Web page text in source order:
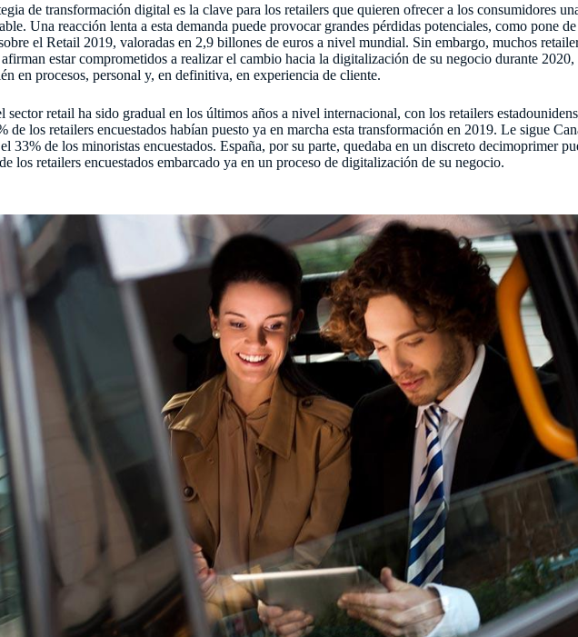
de transformación digital es la clave para los retailers que quieren ofrecer a los consumidores
Una reacción lenta a esta demanda puede provocar grandes pérdidas potenciales, como pone de
el Retail 2019, valoradas en 2,9 billones de euros a nivel mundial. Sin embargo, muchos
afirman estar comprometidos a realizar el cambio hacia la digitalización de su negocio durante 2020,
en procesos, personal y, en definitiva, en experiencia de cliente.
retail ha sido gradual en los últimos años a nivel internacional, con los retailers
de los retailers encuestados habían puesto ya en marcha esta transformación en 2019. Le sigue
33% de los minoristas encuestados. España, por su parte, quedaba en un discreto decimoprimer
los retailers encuestados embarcado ya en un proceso de digitalización de su negocio.